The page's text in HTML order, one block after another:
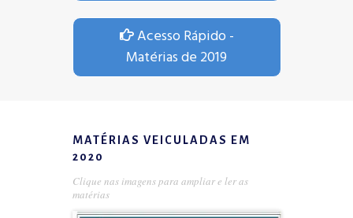
Acesso Rápido -
Matérias de 2019
MATÉRIAS VEICULADAS EM
2020
Clique nas imagens para ampliar e ler as
matérias